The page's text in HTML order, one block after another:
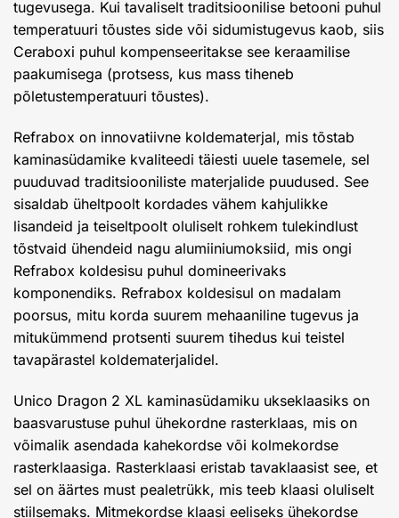
tugevusega. Kui tavaliselt traditsioonilise betooni puhul
temperatuuri tõustes side või sidumistugevus kaob, siis
Ceraboxi puhul kompenseeritakse see keraamilise
paakumisega (protsess, kus mass tiheneb
põletustemperatuuri tõustes).
Refrabox on innovatiivne koldematerjal, mis tõstab
kaminasüdamike kvaliteedi täiesti uuele tasemele, sel
puuduvad traditsiooniliste materjalide puudused. See
sisaldab üheltpoolt kordades vähem kahjulikke
lisandeid ja teiseltpoolt oluliselt rohkem tulekindlust
tõstvaid ühendeid nagu alumiiniumoksiid, mis ongi
Refrabox koldesisu puhul domineerivaks
komponendiks. Refrabox koldesisul on madalam
poorsus, mitu korda suurem mehaaniline tugevus ja
mitukümmend protsenti suurem tihedus kui teistel
tavapärastel koldematerjalidel.
Unico Dragon 2 XL kaminasüdamiku ukseklaasiks on
baasvarustuse puhul ühekordne rasterklaas, mis on
võimalik asendada kahekordse või kolmekordse
rasterklaasiga. Rasterklaasi eristab tavaklaasist see, et
sel on äärtes must pealetrükk, mis teeb klaasi oluliselt
stiilsemaks. Mitmekordse klaasi eeliseks ühekordse